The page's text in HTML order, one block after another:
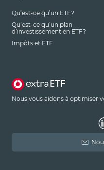
Qu’est-ce qu’un ETF?
Qu’est-ce qu’un plan
d’investissement en ETF?
Impôts et ETF
Nous vous aidons à optimiser